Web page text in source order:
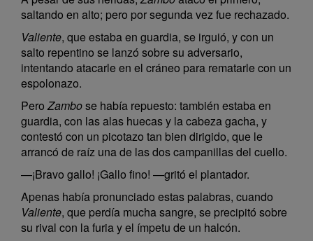
saltando en alto; pero por segunda vez fue rechazado.
Valiente, que estaba en guardia, se irguió, y con un
salto repentino se lanzó sobre su adversario,
intentando atacarle en el cráneo para rematarle con un
espolonazo.
PeroZambose había repuesto: también estaba en
guardia, con las alas huecas y la cabeza gacha, y
contestó con un picotazo tan bien dirigido, que le
arrancó de raíz una de las dos campanillas del cuello.
—¡Bravo gallo! ¡Gallo fino! —gritó el plantador.
Apenas había pronunciado estas palabras, cuando
Valiente, que perdía mucha sangre, se precipitó sobre
su rival con la furia y el ímpetu de un halcón.